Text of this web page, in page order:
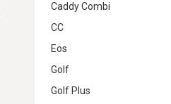
Caddy Combi
CC
Eos
Golf
Golf Plus